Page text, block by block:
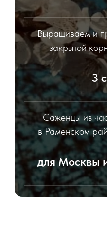
Выращиваем и
закрытой
3
Саженцы из
в Раменском
для Москвы